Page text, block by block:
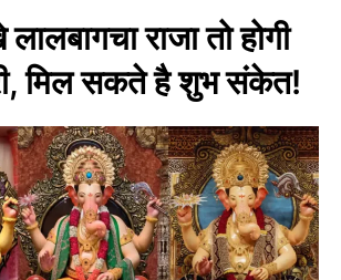
राजा तो होगी
मिल सकते है शुभ संकेत!